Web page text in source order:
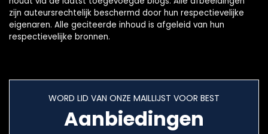
zijn auteursrechtelijk beschermd door hun respectievelijke
eigenaren. Alle geciteerde inhoud is afgeleid van hun
respectievelijke bronnen.
WORD LID VAN ONZE MAILLIJST VOOR BEST
Aanbiedingen